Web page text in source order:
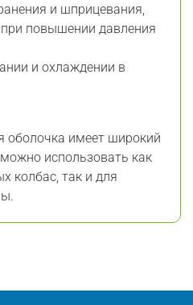
и шприцевания,
повышении давления
и охлаждении в
оболочка имеет широкий
использовать как
колбас, так и для